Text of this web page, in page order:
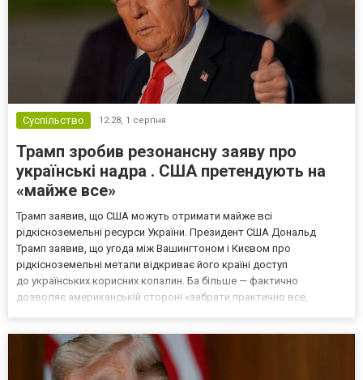
Суспільство 12:28, 1 серпня
Трамп зробив резонансну заяву про
українські надра . США претендують на
«майже все»
Трамп заявив, що США можуть отримати майже всі
рідкісноземельні ресурси України. Президент США Дональд
Трамп заявив, що угода між Вашингтоном і Києвом про
рідкісноземельні метали відкриває його країні доступ
до українських корисних копалин. Ба більше — фактично
дозволяє американській стороні «забрати практично все,
значно ціннішою, ніж...